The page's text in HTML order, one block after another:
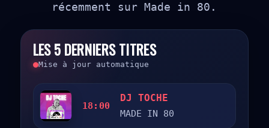
récemment sur Made in 80.
LES 5 DERNIERS TITRES
Mise à jour automatique
18:00
DJ TOCHE
MADE IN 80